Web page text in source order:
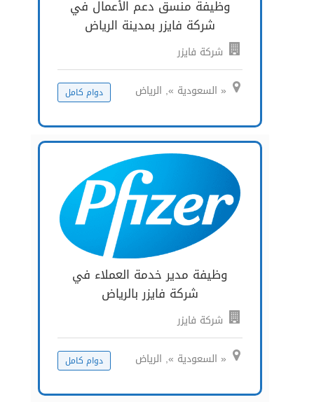
وظيفة منسق دعم الأعمال في
شركة فايزر بمدينة الرياض
شركة فايزر
« السعودية », الرياض دوام كامل
وظيفة مدير خدمة العملاء في
شركة فايزر بالرياض
شركة فايزر
« السعودية », الرياض دوام كامل